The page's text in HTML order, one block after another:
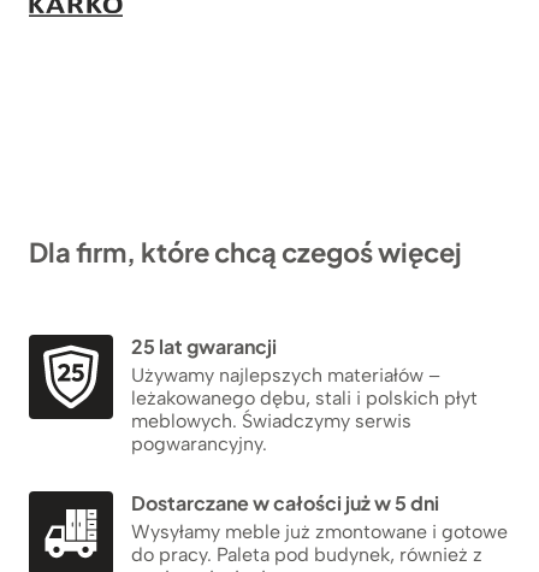
Dla firm, które chcą czegoś więcej
25 lat gwarancji
Używamy najlepszych materiałów –
leżakowanego dębu, stali i polskich płyt
meblowych. Świadczymy serwis
pogwarancyjny.
Dostarczane w całości już w 5 dni
Wysyłamy meble już zmontowane i gotowe
do pracy. Paleta pod budynek, również z